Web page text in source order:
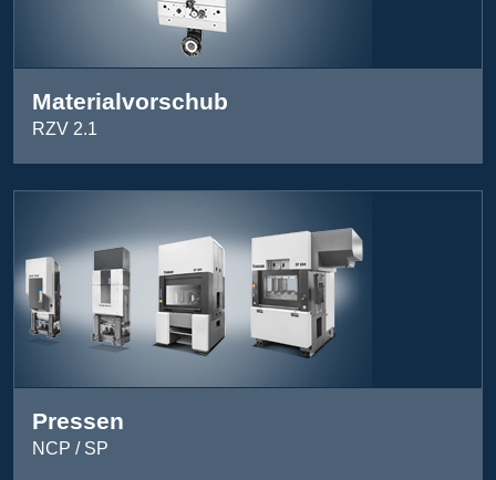
Materialvorschub
RZV 2.1
Pressen
NCP / SP